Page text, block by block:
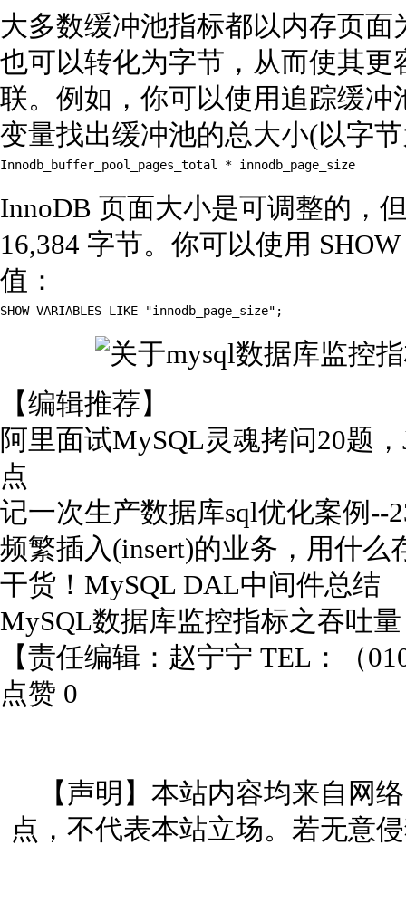
大多数缓冲池指标都以内存页
也可以转化为字节，从而使其
联。例如，你可以使用追踪缓
变量找出缓冲池的总大小(以字
Innodb_buffer_pool_pages_total * innodb_page_size
InnoDB 页面大小是可调整的，
16,384 字节。你可以使用
值：
SHOW VARIABLES LIKE "innodb_page_size";
【编辑推荐】
阿里面试MySQL灵魂拷问20题
点
记一次生产数据库sql优化案例--
频繁插入(insert)的业务，用什
干货！MySQL DAL中间件总结
MySQL数据库监控指标之吞吐量
【责任编辑：赵宁宁 TEL：（
点赞 0
【声明】本站内容均来自网
点，不代表本站立场。若无意